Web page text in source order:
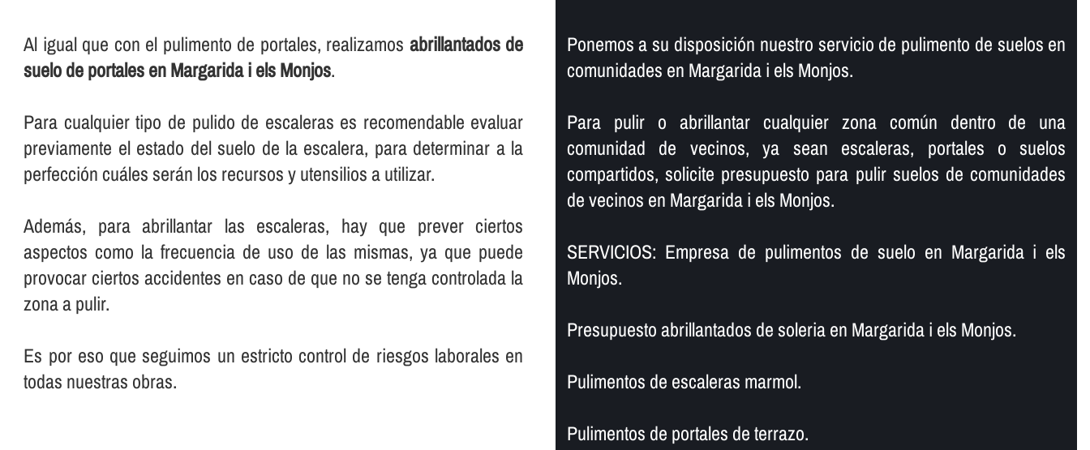
Al igual que con el pulimento de portales, realizamos abrillantados de
suelo de portales en Margarida i els Monjos.
Para cualquier tipo de pulido de escaleras es recomendable evaluar
previamente el estado del suelo de la escalera, para determinar a la
perfección cuáles serán los recursos y utensilios a utilizar.
Además, para abrillantar las escaleras, hay que prever ciertos
aspectos como la frecuencia de uso de las mismas, ya que puede
provocar ciertos accidentes en caso de que no se tenga controlada la
zona a pulir.
Es por eso que seguimos un estricto control de riesgos laborales en
todas nuestras obras.
Ponemos a su disposición nuestro servicio de pulimento de suelos en
comunidades en Margarida i els Monjos.
Para pulir o abrillantar cualquier zona común dentro de una
comunidad de vecinos, ya sean escaleras, portales o suelos
compartidos, solicite presupuesto para pulir suelos de comunidades
de vecinos en Margarida i els Monjos.
SERVICIOS: Empresa de pulimentos de suelo en Margarida i els
Monjos.
Presupuesto abrillantados de soleria en Margarida i els Monjos.
Pulimentos de escaleras marmol.
Pulimentos de portales de terrazo.